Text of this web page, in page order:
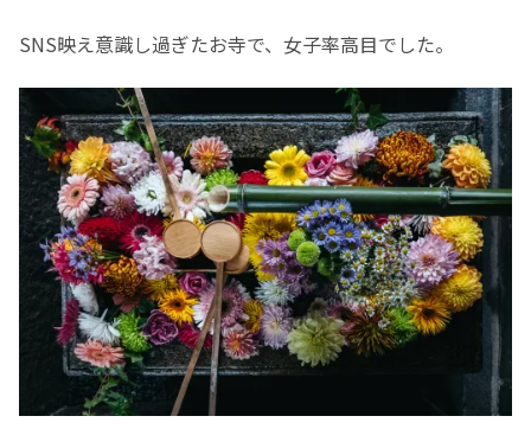
SNS映え意識し過ぎたお寺で、女子率高目でした。